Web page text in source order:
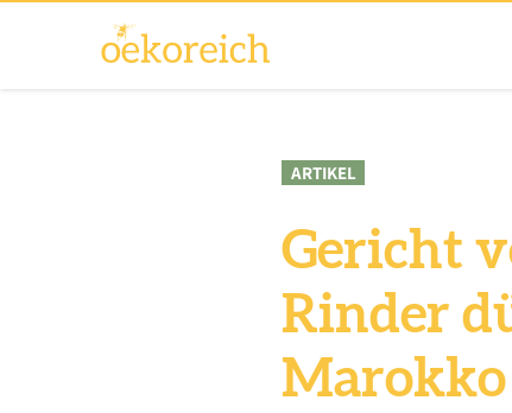
ARTIKEL
Gericht
Rinder